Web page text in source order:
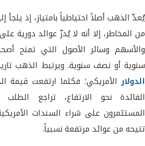
يُعدّ الذهب أصلاً احتياطياً بامتياز، إذ يلجأ
من المخاطر، إلا أنه لا يُدرّ عوائد دورية
والأسهم وسائر الأصول التي تمنح
سنوية أو نصف سنوية. ويرتبط الذهب
الدولارالأمريكي؛ فكلما ارتفعت قيمة
الفائدة نحو الارتفاع، تراجع
المستثمرون على شراء السندات
تتيحه من عوائد مرتفعة نسبياً.